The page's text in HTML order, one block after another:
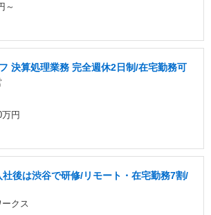
～
決算処理業務 完全週休2日制/在宅勤務可
万円
後は渋谷で研修/リモート・在宅勤務7割/
クス